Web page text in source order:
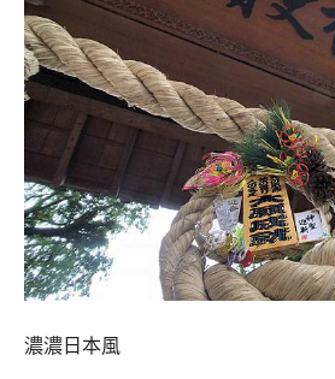
濃濃日本風